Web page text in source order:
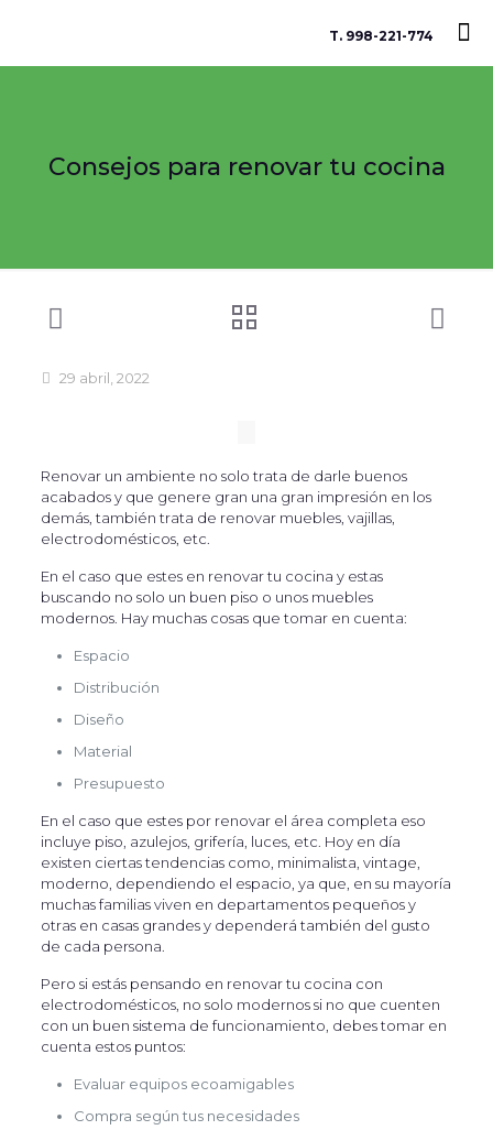
T. 998-221-774
Consejos para renovar tu cocina
29 abril, 2022
Renovar un ambiente no solo trata de darle buenos
acabados y que genere gran una gran impresión en los
demás, también trata de renovar muebles, vajillas,
electrodomésticos, etc.
En el caso que estes en renovar tu cocina y estas
buscando no solo un buen piso o unos muebles
modernos. Hay muchas cosas que tomar en cuenta:
Espacio
Distribución
Diseño
Material
Presupuesto
En el caso que estes por renovar el área completa eso
incluye piso, azulejos, grifería, luces, etc. Hoy en día
existen ciertas tendencias como, minimalista, vintage,
moderno, dependiendo el espacio, ya que, en su mayoría
muchas familias viven en departamentos pequeños y
otras en casas grandes y dependerá también del gusto
de cada persona.
Pero si estás pensando en renovar tu cocina con
electrodomésticos, no solo modernos si no que cuenten
con un buen sistema de funcionamiento, debes tomar en
cuenta estos puntos:
Evaluar equipos ecoamigables
Compra según tus necesidades